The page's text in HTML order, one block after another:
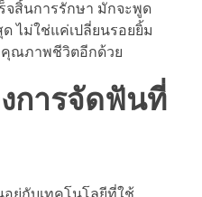
จสิ้นการรักษา มักจะพูด
ไม่ใช่แค่เปลี่ยนรอยยิ้ม
คุณภาพชีวิตอีกด้วย
การจัดฟันที่
ยู่กับเทคโนโลยีที่ใช้